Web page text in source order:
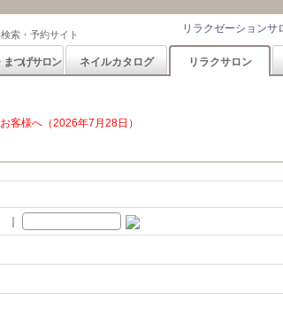
索・予約サイト リラクゼーションサ
まつげサロン ネイルカタログ リラクサロン
客様へ（2026年7月28日）